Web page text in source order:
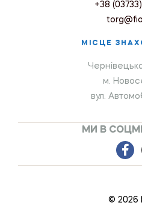
+38
МІСЦЕ
м.
вул.
МИ В
© 2026